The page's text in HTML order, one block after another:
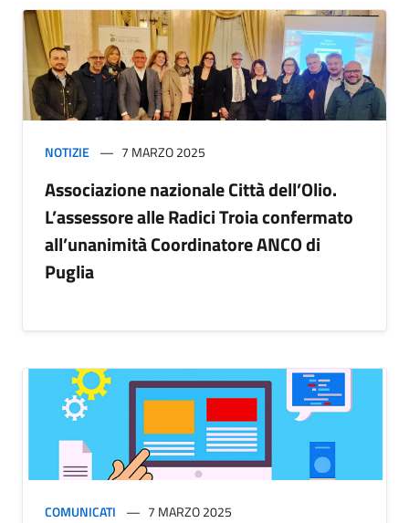
NOTIZIE 7 MARZO 2025
Associazione nazionale Città dell’Olio.
L’assessore alle Radici Troia confermato
all’unanimità Coordinatore ANCO di
Puglia
COMUNICATI 7 MARZO 2025